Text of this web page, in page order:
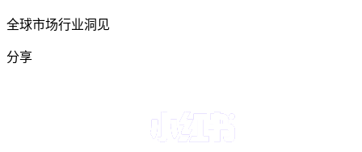
全球市场行业洞见
分享